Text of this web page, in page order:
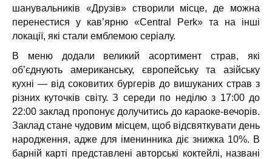
шанувальників «Друзів» створили місце, де можна
перенестися у кав’ярню «Central Perk» та на інші
локації, які стали емблемою серіалу.
В меню додали великий асортимент страв, які
об’єднують американську, європейську та азійську
кухні — від соковитих бургерів до вишуканих страв з
різних куточків світу. З середи по неділю з 17:00 до
22:00 заклад пропонує долучитись до караоке-вечорів.
Заклад стане чудовим місцем, щоб відсвяткувати день
народження, адже для іменинника діє знижка 10%. В
барній карті представлені авторські коктейлі, названі